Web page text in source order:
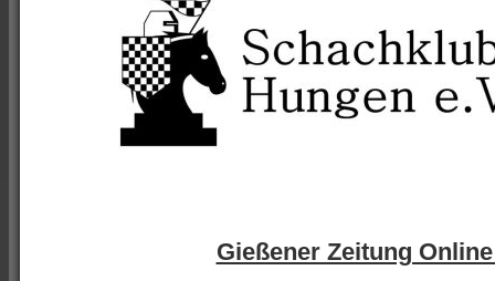
Gießener Zeitung